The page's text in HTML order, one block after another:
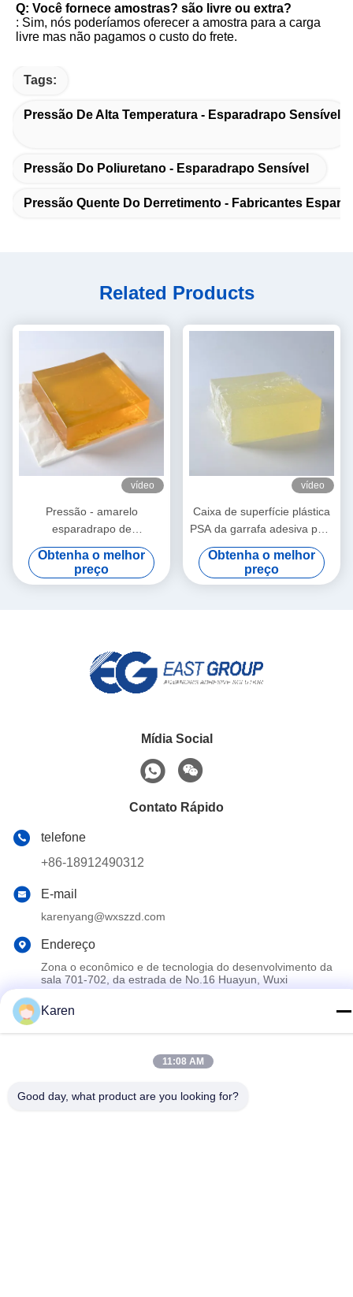
Q: Você fornece amostras? são livre ou extra?
: Sim, nós poderíamos oferecer a amostra para a carga
livre mas não pagamos o custo do frete.
Tags:
Pressão De Alta Temperatura - Esparadrapo Sensível
Pressão Do Poliuretano - Esparadrapo Sensível
Pressão Quente Do Derretimento - Fabricantes
Related Products
vídeo
Pressão - amarelo
esparadrapo de
empacotamento sensível do
derretimento quente para as
tampas plásticas do tecido
Obtenha o melhor
preço
vídeo
Caixa de superfície plástica
PSA da garrafa adesiva para
o papel de etiqueta
autoadesivo
Obtenha o melhor
preço
Mídia Social
Contato Rápido
telefone
+86-18912490312
E-mail
karenyang@wxszzd.com
Endereço
Zona o econômico e de tecnologia do desenvolvimento da
sala 701-702, da estrada de No.16 Huayun, Wuxi
China bom Qualidade Colagem quente do derretimento de PUR
Co.,Ltd . Todos os direitos reservados.
Karen
11:08 AM
Good day, what product are you looking for?